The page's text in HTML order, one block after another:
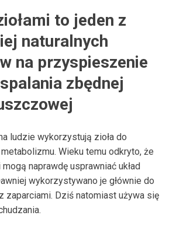
to jeden z
naturalnych
na przyspieszenie
zbędnej
ludzie wykorzystują zioła do
Wieku temu odkryto, że
naprawdę usprawniać układ
wykorzystywano je głównie do
zaparciami. Dziś natomiast używa się